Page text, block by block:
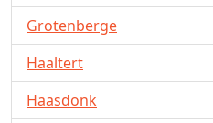
Grotenberge
Haaltert
Haasdonk